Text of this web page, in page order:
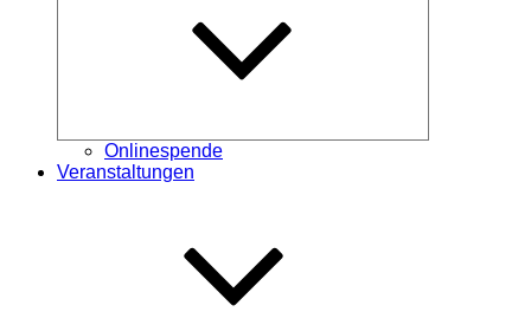
Onlinespende
Veranstaltungen